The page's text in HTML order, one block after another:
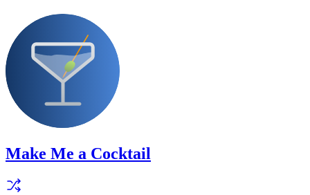
Make Me a Cocktail